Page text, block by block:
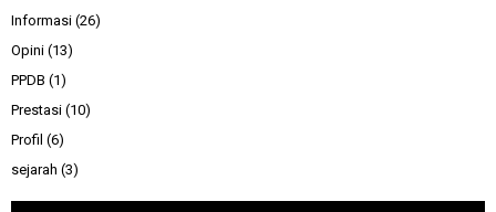
Informasi (26)
Opini (13)
PPDB (1)
Prestasi (10)
Profil (6)
sejarah (3)